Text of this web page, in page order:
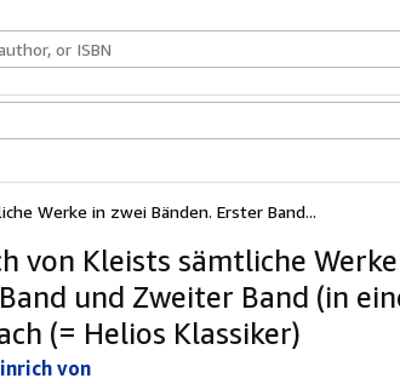
Werke in zwei Bänden. Erster Band...
von Kleists sämtliche
und Zweiter Band (in
(= Helios Klassiker)
von